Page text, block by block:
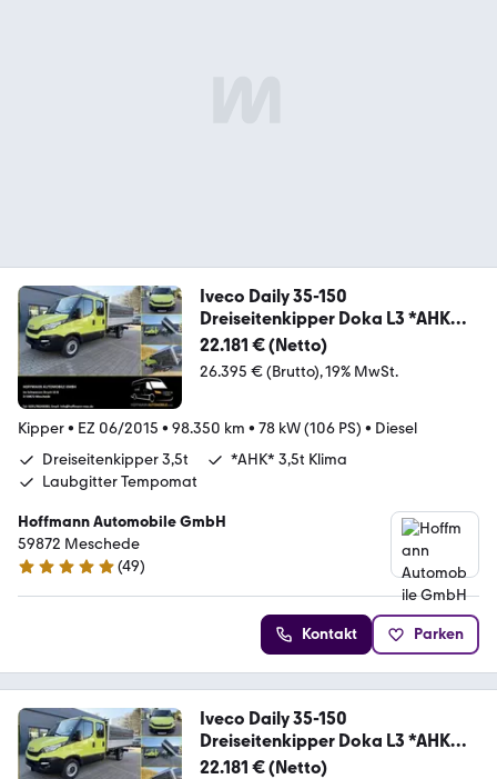
Iveco Daily 35-150
Dreiseitenkipper Doka L3 *AHK
3,5*
22.181 € (Netto)
26.395 € (Brutto) 19% MwSt.
Kipper• EZ 06/2015 • 98.350 km • 78 kW (106 PS) • Diesel
Dreiseitenkipper 3,5t
*AHK* 3,5t Klima
Laubgitter Tempomat
Hoffmann Automobile GmbH
59872 Meschede
4.9 Sterne
(49)
Kontakt Parken
Iveco Daily 35-150
Dreiseitenkipper Doka L3 *AHK
3,5T*
22.181 € (Netto)